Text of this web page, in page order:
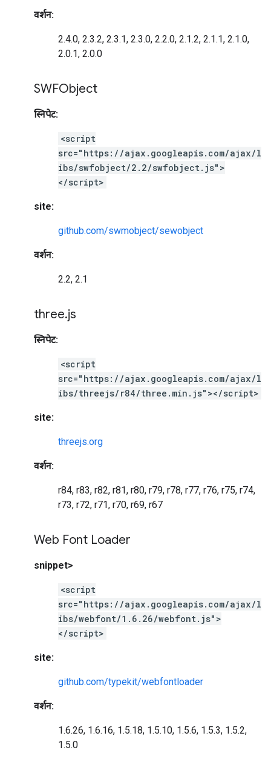
वर्शन:
2.4.0, 2.3.2, 2.3.1, 2.3.0, 2.2.0, 2.1.2, 2.1.1, 2.1.0,
2.0.1, 2.0.0
SWFObject
स्निपेट:
<script
src="https://ajax.googleapis.com/ajax/l
ibs/swfobject/2.2/swfobject.js">
</script>
site:
github.com/swmobject/sewobject
वर्शन:
2.2, 2.1
three.js
स्निपेट:
<script
src="https://ajax.googleapis.com/ajax/l
ibs/threejs/r84/three.min.js"></script>
site:
threejs.org
वर्शन:
r84, r83, r82, r81, r80, r79, r78, r77, r76, r75, r74,
r73, r72, r71, r70, r69, r67
Web Font Loader
snippet>
<script
src="https://ajax.googleapis.com/ajax/l
ibs/webfont/1.6.26/webfont.js">
</script>
site:
github.com/typekit/webfontloader
वर्शन:
1.6.26, 1.6.16, 1.5.18, 1.5.10, 1.5.6, 1.5.3, 1.5.2,
1.5.0